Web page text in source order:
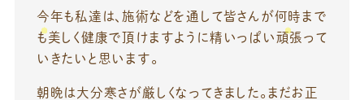
今年も私達は、施術などを通して皆さんが何時まで
も美しく健康で頂けますように精いっぱい頑張って
いきたいと思います。
朝晩は大分寒さが厳しくなってきました。まだお正